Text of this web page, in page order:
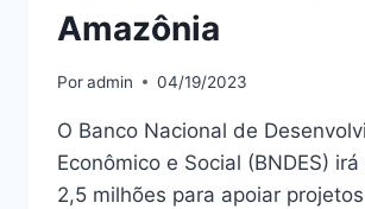
Amazônia
Poradmin 04/19/2023
O Banco Nacional de
Econômico e Social (BNDES)
2,5 milhões para apoiar